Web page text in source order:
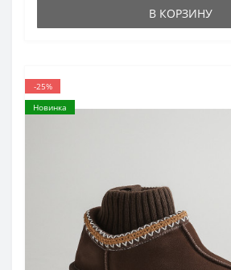
В КОРЗИНУ
-25%
Новинка